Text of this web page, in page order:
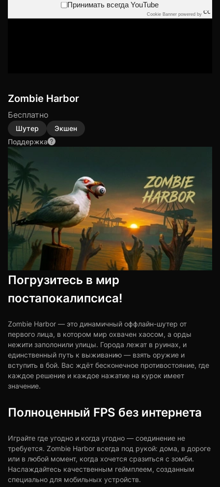
Принимать всегда YouTube
Cookie Banner powered by
Zombie Harbor
Бесплатно
Шутер
Экшен
Поддержка
Погрузитесь в мир
постапокалипсиса!
Zombie Harbor — это динамичный оффлайн-шутер от
первого лица, в котором мир охвачен хаосом, а орды
нежити заполонили улицы. Города лежат в руинах, и
единственный путь к выживанию — взять оружие и
вступить в бой. Вас ждёт бесконечное противостояние, где
каждое решение и каждое нажатие на курок имеет
значение.
Полноценный FPS без интернета
Играйте где угодно и когда угодно — соединение не
требуется. Zombie Harbor всегда под рукой: дома, в дороге
или в любой момент, когда хочется сразиться с зомби.
Наслаждайтесь качественным геймплеем, созданным
специально для мобильных устройств.